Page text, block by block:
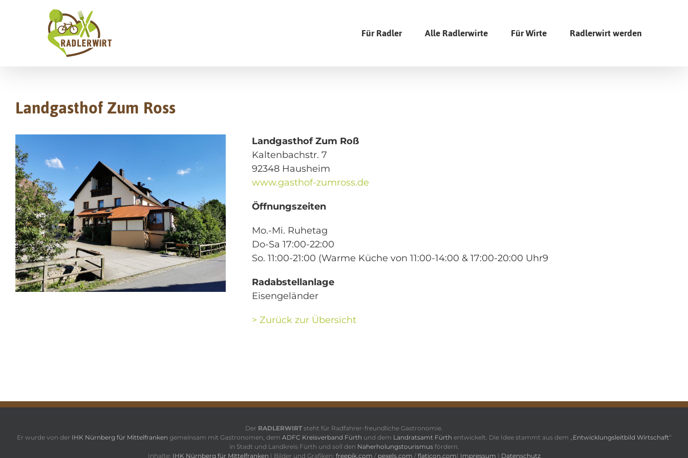
Für Radler Alle Radlerwirte Für Wirte Radlerwirt werden
Landgasthof Zum Ross
Landgasthof Zum Roß
Kaltenbachstr. 7
92348 Hausheim
www.gasthof-zumross.de
Öffnungszeiten
Mo.-Mi. Ruhetag
Do-Sa 17:00-22:00
So. 11:00-21:00 (Warme Küche von 11:00-14:00 & 17:00-20:00 Uhr9
Radabstellanlage
Eisengeländer
> Zurück zur Übersicht
Der RADLERWIRTsteht für Radfahrer-freundliche Gastronomie.
Er wurde von der IHK Nürnberg für Mittelfranken gemeinsam mit Gastronomen, dem ADFC Kreisverband Fürth und dem Landratsamt Fürth entwickelt. Die Idee stammt aus dem „Entwicklungsleitbild Wirtschaft“
in Stadt und Landkreis Fürth und soll den Naherholungstourismusfördern.
Inhalte: IHK Nürnberg für Mittelfranken | Bilder und Grafiken: freepik.com / pexels.com / flaticon.com| Impressum | Datenschutz